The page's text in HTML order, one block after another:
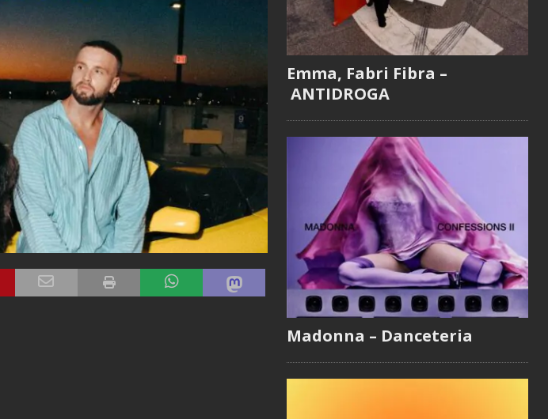
Emma, Fabri Fibra –
ANTIDROGA
Madonna – Danceteria